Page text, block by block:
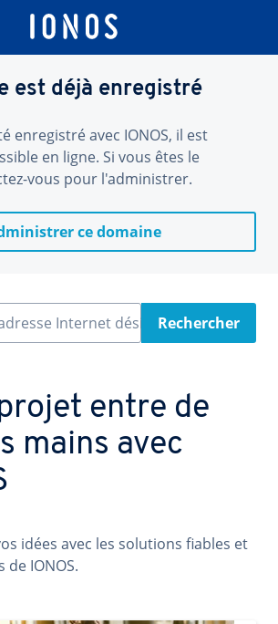
est déjà enregistré
enregistré avec IONOS, il est
en ligne. Si vous êtes le
vous pour l'administrer.
ce domaine
Internet désiréeRechercher
entre de
mains avec
idées avec les solutions fiables et
IONOS.